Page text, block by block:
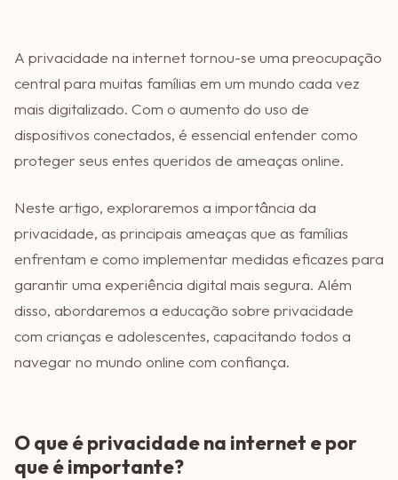
A privacidade na internet tornou-se uma preocupação
central para muitas famílias em um mundo cada vez
mais digitalizado. Com o aumento do uso de
dispositivos conectados, é essencial entender como
proteger seus entes queridos de ameaças online.
Neste artigo, exploraremos a importância da
privacidade, as principais ameaças que as famílias
enfrentam e como implementar medidas eficazes para
garantir uma experiência digital mais segura. Além
disso, abordaremos a educação sobre privacidade
com crianças e adolescentes, capacitando todos a
navegar no mundo online com confiança.
O que é privacidade na internet e por
que é importante?